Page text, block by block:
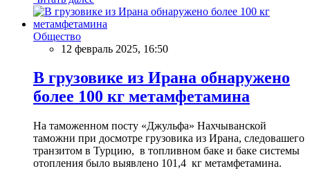
Общество
12 февраль 2025, 16:50
В грузовике из Ирана обнаружено
более 100 кг метамфетамина
На таможенном посту «Джульфа» Нахчыванской
таможни при досмотре грузовика из Ирана, следовашего
транзитом в Турцию, в топливном баке и баке системы
отопления было выявлено 101,4 кг метамфетамина.